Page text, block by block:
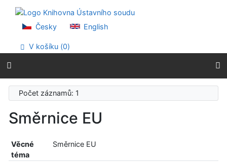
Přejít na menu
Prohlášení o webové přístupnosti
Česky English
V košíku (0)
Počet záznamů: 1
Směrnice EU
Věcné
téma
Směrnice EU